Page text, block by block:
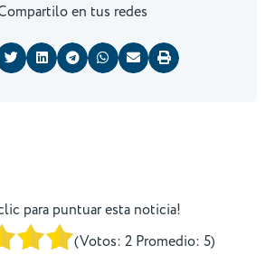
en tus redes
para puntuar esta noticia!
(Votos: 2 Promedio: 5)